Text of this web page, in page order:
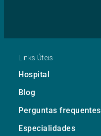
Links Úteis
Hospital
Blog
Perguntas frequentes
Especialidades